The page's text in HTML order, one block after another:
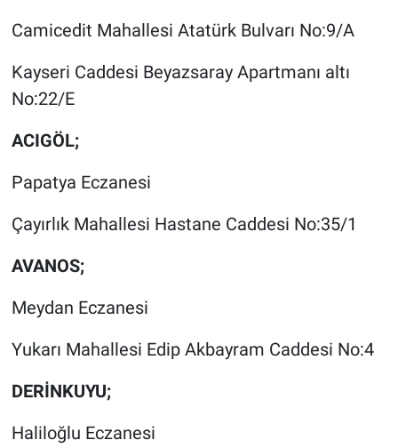
Camicedit Mahallesi Atatürk Bulvarı No:9/A
Kayseri Caddesi Beyazsaray Apartmanı altı
No:22/E
ACIGÖL;
Papatya Eczanesi
Çayırlık Mahallesi Hastane Caddesi No:35/1
AVANOS;
Meydan Eczanesi
Yukarı Mahallesi Edip Akbayram Caddesi No:4
DERİNKUYU;
Haliloğlu Eczanesi